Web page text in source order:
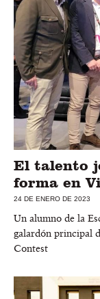
El talento
forma en
24 DE ENERO DE 2023
Un alumno de la
galardón principal
Contest